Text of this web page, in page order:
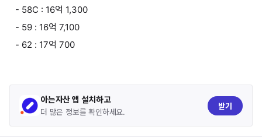
- 58C : 16억 1,300
- 59 : 16억 7,100
- 62 : 17억 700
아는자산 앱 설치하고
더 많은 정보를 확인하세요.
받기